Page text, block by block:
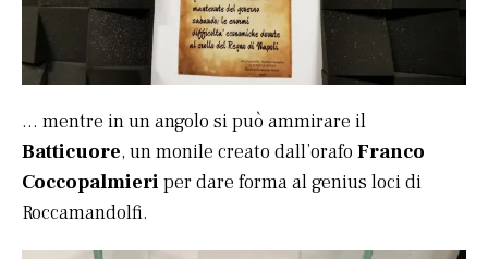
… mentre in un angolo si può ammirare il
Batticuore, un monile creato dall’orafo Franco
Coccopalmieri per dare forma al genius loci di
Roccamandolfi.